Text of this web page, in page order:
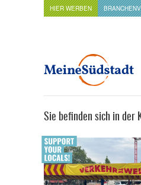
HIER WERBEN
Sie befinden sich in der